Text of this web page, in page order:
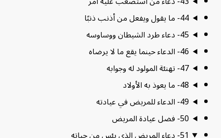
44- ما يقول ويفعل من أذنب ذنبًا
45- دعاء طرد الشيطان ووساوسه
46- الدعاء حينما يقع ما لا يرضاه
47- تهنئة المولود له وجوابه
48- ما يعوذ به الأولاد
49- الدعاء للمريض في عيادته
50- فضل عيادة المريض